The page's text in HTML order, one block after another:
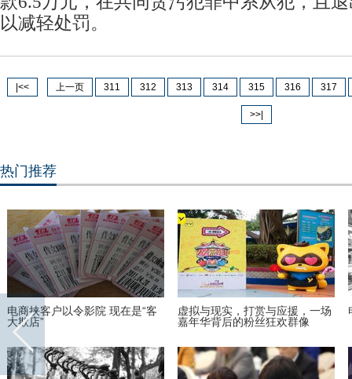
以减轻处罚。
|<< 上一页 311 312 313 314 315 316 317
>>|